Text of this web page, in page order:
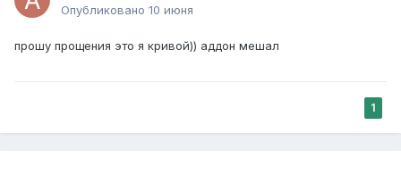
Опубликовано 10 июня
прошу прощения это я кривой)) аддон мешал
1